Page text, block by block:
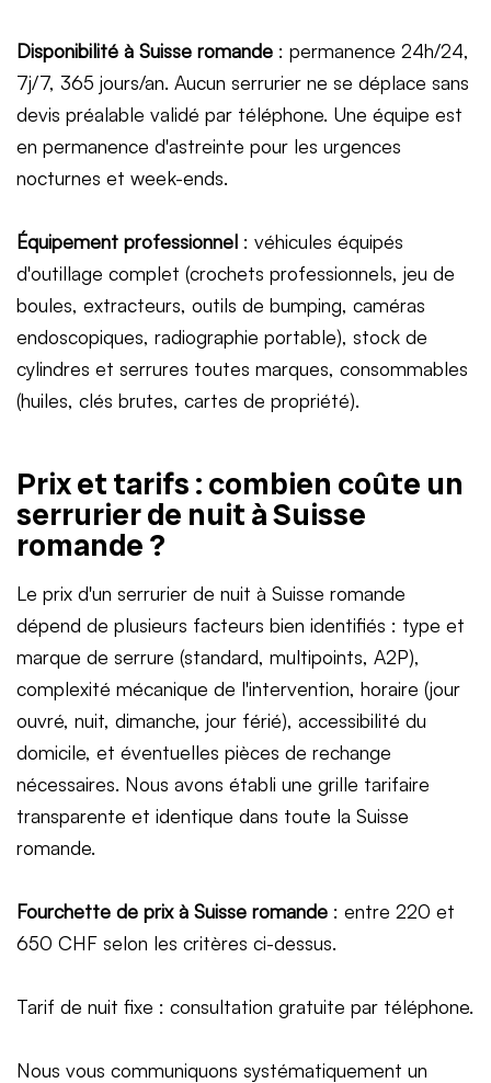
Disponibilité à Suisse romande : permanence 24h/24,
7j/7, 365 jours/an. Aucun serrurier ne se déplace sans
devis préalable validé par téléphone. Une équipe est
en permanence d'astreinte pour les urgences
nocturnes et week-ends.
Équipement professionnel : véhicules équipés
d'outillage complet (crochets professionnels, jeu de
boules, extracteurs, outils de bumping, caméras
endoscopiques, radiographie portable), stock de
cylindres et serrures toutes marques, consommables
(huiles, clés brutes, cartes de propriété).
Prix et tarifs : combien coûte un
serrurier de nuit à Suisse
romande ?
Le prix d'un serrurier de nuit à Suisse romande
dépend de plusieurs facteurs bien identifiés : type et
marque de serrure (standard, multipoints, A2P),
complexité mécanique de l'intervention, horaire (jour
ouvré, nuit, dimanche, jour férié), accessibilité du
domicile, et éventuelles pièces de rechange
nécessaires. Nous avons établi une grille tarifaire
transparente et identique dans toute la Suisse
romande.
Fourchette de prix à Suisse romande : entre 220 et
650 CHF selon les critères ci-dessus.
Tarif de nuit fixe : consultation gratuite par téléphone.
Nous vous communiquons systématiquement un